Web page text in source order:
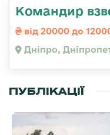
Командир
від 20000 до
Дніпро,
ПУБЛІКАЦІЇ